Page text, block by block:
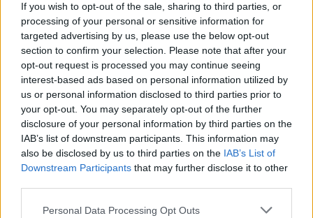
If you wish to opt-out of the sale, sharing to third parties, or
processing of your personal or sensitive information for
targeted advertising by us, please use the below opt-out
section to confirm your selection. Please note that after your
opt-out request is processed you may continue seeing
interest-based ads based on personal information utilized by
us or personal information disclosed to third parties prior to
your opt-out. You may separately opt-out of the further
disclosure of your personal information by third parties on the
IAB’s list of downstream participants. This information may
also be disclosed by us to third parties on the IAB’s List of
Downstream Participants that may further disclose it to other
Please note that this website/app uses one or more Google
Personal Data Processing Opt Outs
Kövess minket, és értesülj a friss hírekről a
Facebookon is!
Követem
#ÉLETMÓD #EGÉSZSÉG #ÉLETMÓD TANÁCSOK
#WELLNESS #BETEGSÉG #ORVOSI TANÁCS
GYÓGYÍTÁS #FOGYÁS #EGÉSZSÉGES ÉLETMÓD